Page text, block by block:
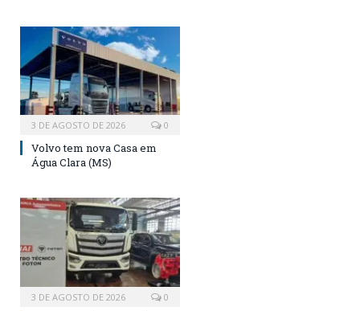
3 DE AGOSTO DE 2026 0
Volvo tem nova Casa em
Água Clara (MS)
3 DE AGOSTO DE 2026 0